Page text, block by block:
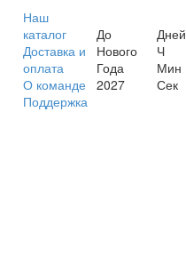
Наш
каталог
Доставка и
оплата
О команде
Поддержка
До
Нового
Года
2027
Дней
Ч
Мин
Сек